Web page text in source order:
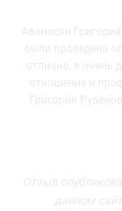
Аванесян
была проведена
отлично, я
отношение и
Григория
Отзыв
данном